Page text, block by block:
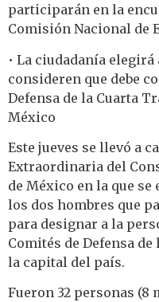
participarán en la
Comisión Nacional de
• La ciudadanía
consideren que debe
Defensa de la Cuarta
México
Este jueves se llevó a
Extraordinaria del
de México en la que
los dos hombres que
para designar a la
Comités de Defensa
la capital del país.
Fueron 32 personas (8